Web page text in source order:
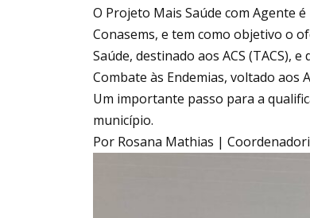
O Projeto Mais Saúde com Agente
Conasems, e tem como objetivo o
Saúde, destinado aos ACS (TACS),
Combate às Endemias, voltado aos
Um importante passo para a
município.
Por Rosana Mathias |